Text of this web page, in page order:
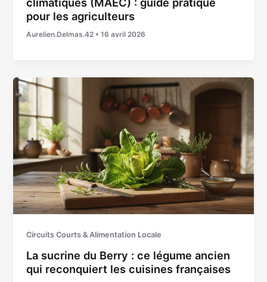
pour les agriculteurs
Aurelien.Delmas.42 •16 avril 2026
Circuits Courts & Alimentation Locale
La sucrine du Berry : ce légume ancien
qui reconquiert les cuisines françaises